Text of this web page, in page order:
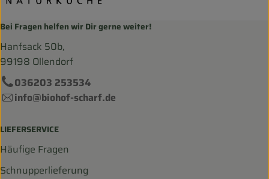
Bei Fragen helfen wir Dir gerne weiter!
Hanfsack 50b,
99198 Ollendorf
036203 253534
info@biohof-scharf.de
LIEFERSERVICE
Häufige Fragen
Schnupperlieferung